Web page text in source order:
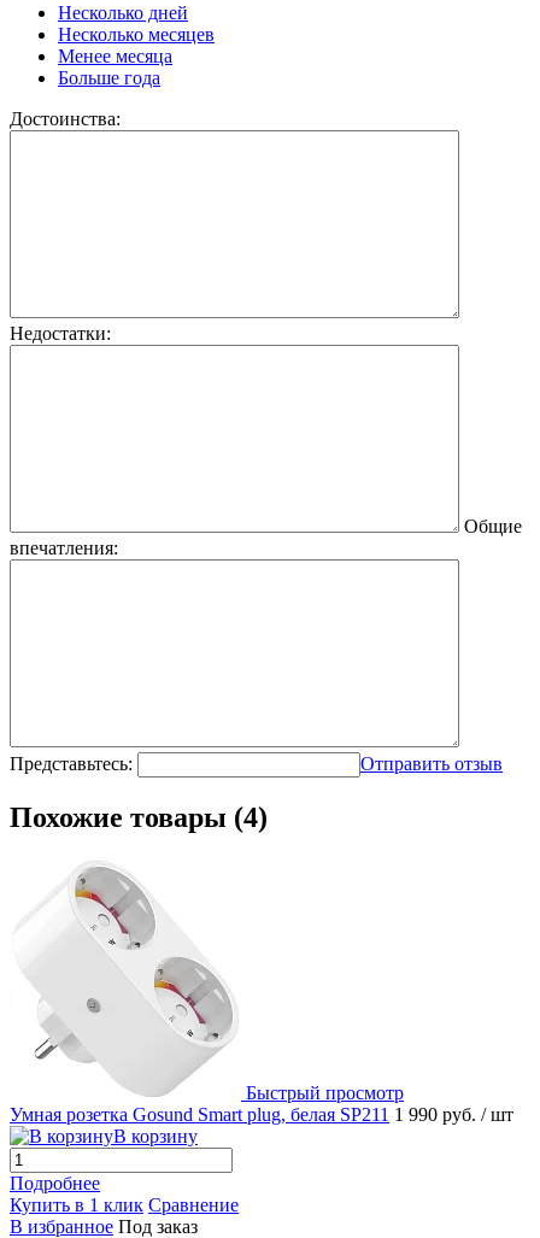
Несколько дней
Несколько месяцев
Менее месяца
Больше года
Достоинства:
Недостатки:
Общие
впечатления:
Представьтесь: Отправить отзыв
Похожие товары (4)
Быстрый просмотр
Умная розетка Gosund Smart plug, белая SP211 1 990 руб. / шт
В корзину
Подробнее
Купить в 1 клик Сравнение
В избранное Под заказ